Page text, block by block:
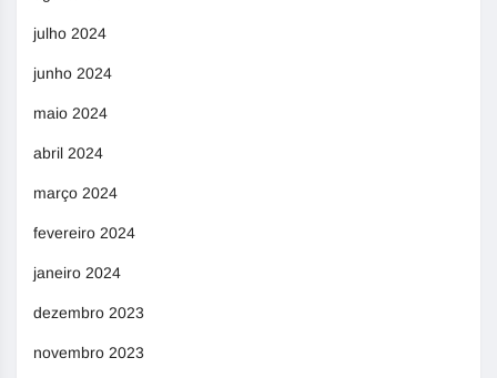
julho 2024
junho 2024
maio 2024
abril 2024
março 2024
fevereiro 2024
janeiro 2024
dezembro 2023
novembro 2023